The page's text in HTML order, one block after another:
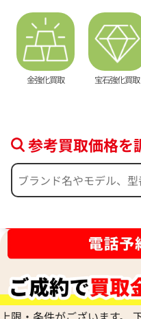
金強化買取 宝石強化買取
参考買取価格を